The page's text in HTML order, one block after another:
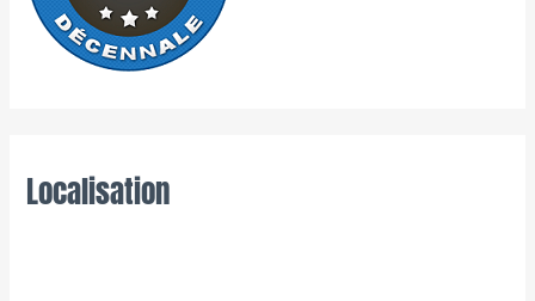
Localisation